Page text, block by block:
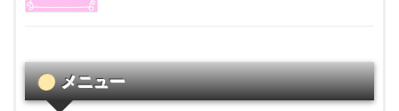
メニュー